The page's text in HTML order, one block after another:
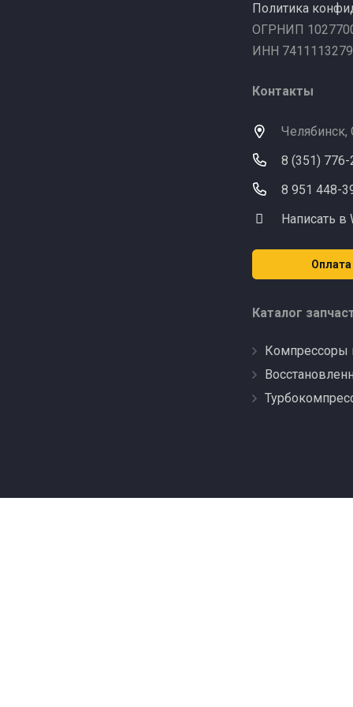
Политика
ОГРНИП
ИНН
Контакты
Челябинск,
8 (351)
8 951 448-
Написать в
Оплата
Каталог
Компрессоры